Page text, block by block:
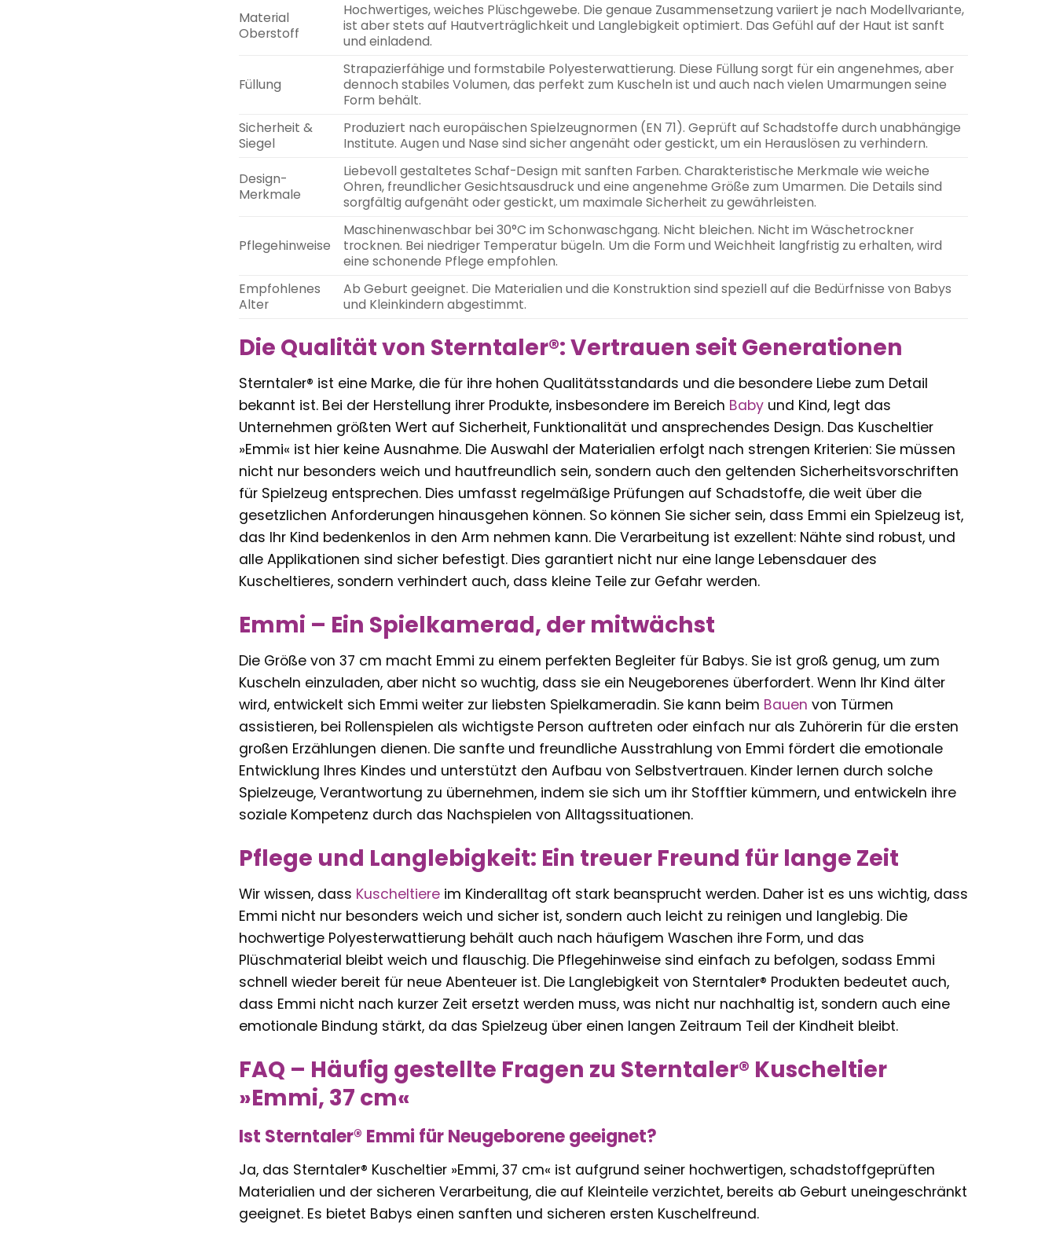
Material
Oberstoff
Hochwertiges, weiches Plüschgewebe. Die genaue Zusammensetzung variiert je nach Modellvariante,
ist aber stets auf Hautverträglichkeit und Langlebigkeit optimiert. Das Gefühl auf der Haut ist sanft
und einladend.
Füllung
Strapazierfähige und formstabile Polyesterwattierung. Diese Füllung sorgt für ein angenehmes, aber
dennoch stabiles Volumen, das perfekt zum Kuscheln ist und auch nach vielen Umarmungen seine
Form behält.
Sicherheit &
Siegel
Produziert nach europäischen Spielzeugnormen (EN 71). Geprüft auf Schadstoffe durch unabhängige
Institute. Augen und Nase sind sicher angenäht oder gestickt, um ein Herauslösen zu verhindern.
Design-
Merkmale
Liebevoll gestaltetes Schaf-Design mit sanften Farben. Charakteristische Merkmale wie weiche
Ohren, freundlicher Gesichtsausdruck und eine angenehme Größe zum Umarmen. Die Details sind
sorgfältig aufgenäht oder gestickt, um maximale Sicherheit zu gewährleisten.
Pflegehinweise
Maschinenwaschbar bei 30°C im Schonwaschgang. Nicht bleichen. Nicht im Wäschetrockner
trocknen. Bei niedriger Temperatur bügeln. Um die Form und Weichheit langfristig zu erhalten, wird
eine schonende Pflege empfohlen.
Empfohlenes
Alter
Ab Geburt geeignet. Die Materialien und die Konstruktion sind speziell auf die Bedürfnisse von Babys
und Kleinkindern abgestimmt.
Die Qualität von Sterntaler®: Vertrauen seit Generationen
Sterntaler® ist eine Marke, die für ihre hohen Qualitätsstandards und die besondere Liebe zum Detail
bekannt ist. Bei der Herstellung ihrer Produkte, insbesondere im Bereich Babyund Kind, legt das
Unternehmen größten Wert auf Sicherheit, Funktionalität und ansprechendes Design. Das Kuscheltier
»Emmi« ist hier keine Ausnahme. Die Auswahl der Materialien erfolgt nach strengen Kriterien: Sie müssen
nicht nur besonders weich und hautfreundlich sein, sondern auch den geltenden Sicherheitsvorschriften
für Spielzeug entsprechen. Dies umfasst regelmäßige Prüfungen auf Schadstoffe, die weit über die
gesetzlichen Anforderungen hinausgehen können. So können Sie sicher sein, dass Emmi ein Spielzeug ist,
das Ihr Kind bedenkenlos in den Arm nehmen kann. Die Verarbeitung ist exzellent: Nähte sind robust, und
alle Applikationen sind sicher befestigt. Dies garantiert nicht nur eine lange Lebensdauer des
Kuscheltieres, sondern verhindert auch, dass kleine Teile zur Gefahr werden.
Emmi – Ein Spielkamerad, der mitwächst
Die Größe von 37 cm macht Emmi zu einem perfekten Begleiter für Babys. Sie ist groß genug, um zum
Kuscheln einzuladen, aber nicht so wuchtig, dass sie ein Neugeborenes überfordert. Wenn Ihr Kind älter
wird, entwickelt sich Emmi weiter zur liebsten Spielkameradin. Sie kann beim Bauen von Türmen
assistieren, bei Rollenspielen als wichtigste Person auftreten oder einfach nur als Zuhörerin für die ersten
großen Erzählungen dienen. Die sanfte und freundliche Ausstrahlung von Emmi fördert die emotionale
Entwicklung Ihres Kindes und unterstützt den Aufbau von Selbstvertrauen. Kinder lernen durch solche
Spielzeuge, Verantwortung zu übernehmen, indem sie sich um ihr Stofftier kümmern, und entwickeln ihre
soziale Kompetenz durch das Nachspielen von Alltagssituationen.
Pflege und Langlebigkeit: Ein treuer Freund für lange Zeit
Wir wissen, dass Kuscheltiereim Kinderalltag oft stark beansprucht werden. Daher ist es uns wichtig, dass
Emmi nicht nur besonders weich und sicher ist, sondern auch leicht zu reinigen und langlebig. Die
hochwertige Polyesterwattierung behält auch nach häufigem Waschen ihre Form, und das
Plüschmaterial bleibt weich und flauschig. Die Pflegehinweise sind einfach zu befolgen, sodass Emmi
schnell wieder bereit für neue Abenteuer ist. Die Langlebigkeit von Sterntaler® Produkten bedeutet auch,
dass Emmi nicht nach kurzer Zeit ersetzt werden muss, was nicht nur nachhaltig ist, sondern auch eine
emotionale Bindung stärkt, da das Spielzeug über einen langen Zeitraum Teil der Kindheit bleibt.
FAQ – Häufig gestellte Fragen zu Sterntaler® Kuscheltier
»Emmi, 37 cm«
Ist Sterntaler® Emmi für Neugeborene geeignet?
Ja, das Sterntaler® Kuscheltier »Emmi, 37 cm« ist aufgrund seiner hochwertigen, schadstoffgeprüften
Materialien und der sicheren Verarbeitung, die auf Kleinteile verzichtet, bereits ab Geburt uneingeschränkt
geeignet. Es bietet Babys einen sanften und sicheren ersten Kuschelfreund.